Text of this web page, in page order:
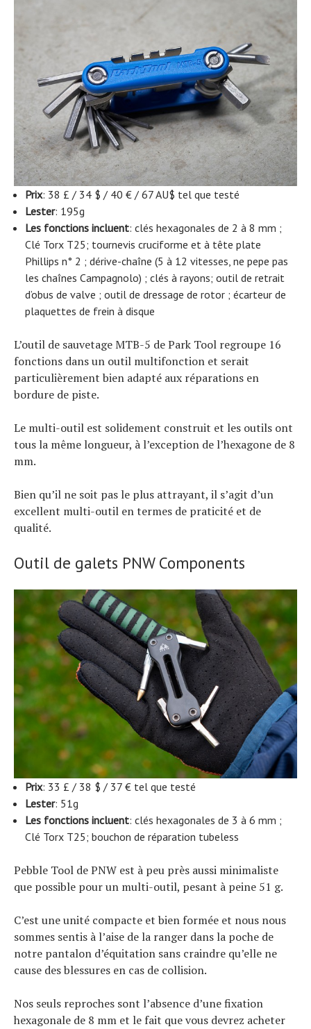
Prix: 38 £ / 34 $ / 40 € / 67 AU$ tel que testé
Lester: 195g
Les fonctions incluent: clés hexagonales de 2 à 8 mm ;
Clé Torx T25; tournevis cruciforme et à tête plate
Phillips n° 2 ; dérive-chaîne (5 à 12 vitesses, ne pepe pas
les chaînes Campagnolo) ; clés à rayons; outil de retrait
d’obus de valve ; outil de dressage de rotor ; écarteur de
plaquettes de frein à disque
L’outil de sauvetage MTB-5 de Park Tool regroupe 16
fonctions dans un outil multifonction et serait
particulièrement bien adapté aux réparations en
bordure de piste.
Le multi-outil est solidement construit et les outils ont
tous la même longueur, à l’exception de l’hexagone de 8
mm.
Bien qu’il ne soit pas le plus attrayant, il s’agit d’un
excellent multi-outil en termes de praticité et de
qualité.
Outil de galets PNW Components
Prix: 33 £ / 38 $ / 37 € tel que testé
Lester: 51g
Les fonctions incluent: clés hexagonales de 3 à 6 mm ;
Clé Torx T25; bouchon de réparation tubeless
Pebble Tool de PNW est à peu près aussi minimaliste
que possible pour un multi-outil, pesant à peine 51 g.
C’est une unité compacte et bien formée et nous nous
sommes sentis à l’aise de la ranger dans la poche de
notre pantalon d’équitation sans craindre qu’elle ne
cause des blessures en cas de collision.
Nos seuls reproches sont l’absence d’une fixation
hexagonale de 8 mm et le fait que vous devrez acheter